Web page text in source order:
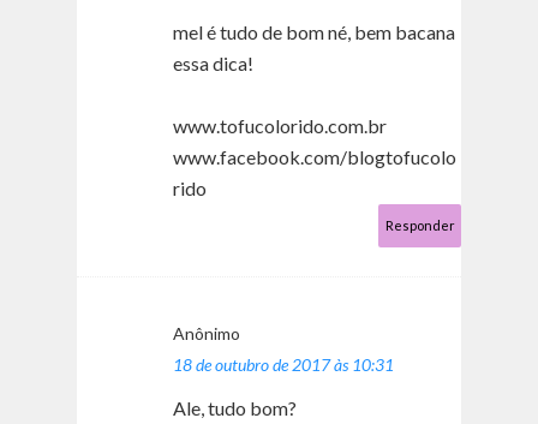
mel é tudo de bom né, bem bacana
essa dica!
www.tofucolorido.com.br
www.facebook.com/blogtofucolo
rido
Responder
Anônimo
18 de outubro de 2017 às 10:31
Ale, tudo bom?